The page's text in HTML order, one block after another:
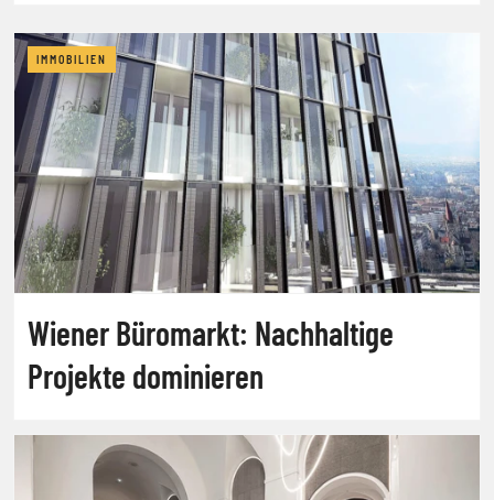
IMMOBILIEN
Wiener Büromarkt: Nachhaltige
Projekte dominieren